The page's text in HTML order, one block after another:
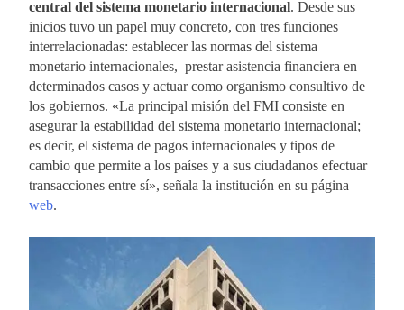
central del sistema monetario internacional. Desde sus
inicios tuvo un papel muy concreto, con tres funciones
interrelacionadas: establecer las normas del sistema
monetario internacionales, prestar asistencia financiera en
determinados casos y actuar como organismo consultivo de
los gobiernos. «La principal misión del FMI consiste en
asegurar la estabilidad del sistema monetario internacional;
es decir, el sistema de pagos internacionales y tipos de
cambio que permite a los países y a sus ciudadanos efectuar
transacciones entre sí», señala la institución en su página
web.